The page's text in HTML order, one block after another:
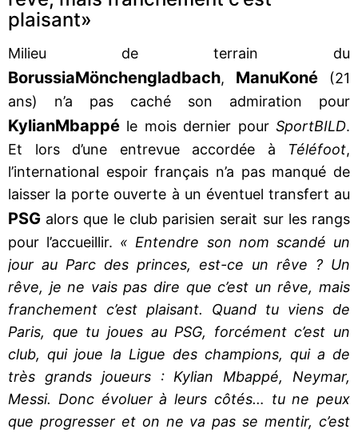
plaisant»
Milieu de terrain du
BorussiaMönchengladbach, ManuKoné (21
ans) n’a pas caché son admiration pour
KylianMbappé le mois dernier pour SportBILD.
Et lors d’une entrevue accordée à Téléfoot,
l’international espoir français n’a pas manqué de
laisser la porte ouverte à un éventuel transfert au
PSG alors que le club parisien serait sur les rangs
pour l’accueillir. « Entendre son nom scandé un
jour au Parc des princes, est-ce un rêve ? Un
rêve, je ne vais pas dire que c’est un rêve, mais
franchement c’est plaisant. Quand tu viens de
Paris, que tu joues au PSG, forcément c’est un
club, qui joue la Ligue des champions, qui a de
très grands joueurs : Kylian Mbappé, Neymar,
Messi. Donc évoluer à leurs côtés… tu ne peux
que progresser et on ne va pas se mentir, c’est